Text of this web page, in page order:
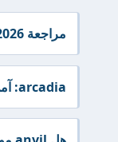
مراجعة acer 2026: التنظيم، الأمان والمخاطر
arcadia: آمن، شرعي أم احتيال؟ (2026)